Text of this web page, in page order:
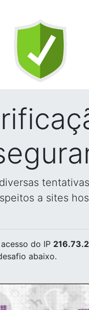
a sites
do IP
abaixo.